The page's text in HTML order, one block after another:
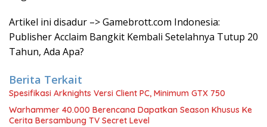
Artikel ini disadur –> Gamebrott.com Indonesia:
Publisher Acclaim Bangkit Kembali Setelahnya Tutup 20
Tahun, Ada Apa?
Berita Terkait
Spesifikasi Arknights Versi Client PC, Minimum GTX 750
Warhammer 40.000 Berencana Dapatkan Season Khusus Ke
Cerita Bersambung TV Secret Level